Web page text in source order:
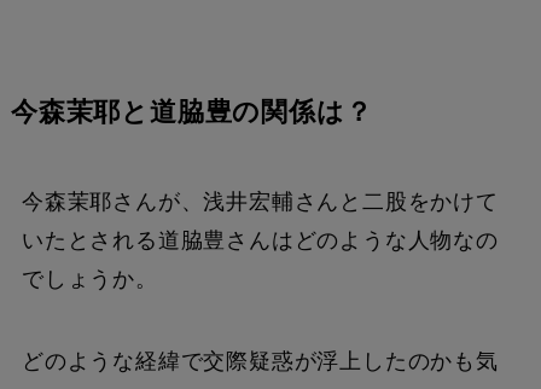
今森茉耶と道脇豊の関係は？
今森茉耶さんが、浅井宏輔さんと二股をかけて
いたとされる道脇豊さんはどのような人物なの
でしょうか。
どのような経緯で交際疑惑が浮上したのかも気